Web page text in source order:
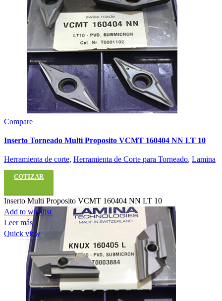
Compare
Inserto Torneado Multi Proposito VCMT 160404 NN LT 10
Herramienta de corte, Herramienta de Corte para Torneado, Lamina
COTIZAR
Inserto Multi Proposito VCMT 160404 NN LT 10
Add to wishlist
Leer más
Quick view